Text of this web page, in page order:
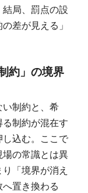
局、罰点の設
差が見える」
約」の境界
制約と、希
制約が混在す
込む。ここで
の常識とは異
「境界が消え
置き換わる